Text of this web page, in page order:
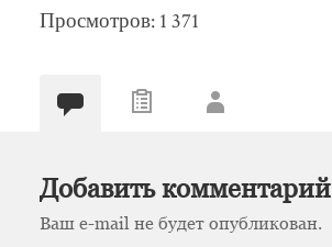
Просмотров: 1 371
Добавить комментарий
Ваш e-mail не будет опубликован.